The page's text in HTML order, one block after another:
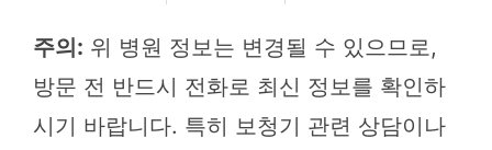
주의: 위 병원 정보는 변경될 수 있으므로,
방문 전 반드시 전화로 최신 정보를 확인하
시기 바랍니다. 특히 보청기 관련 상담이나